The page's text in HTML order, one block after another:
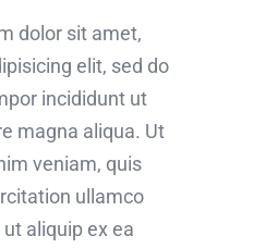
dolor sit amet,
elit, sed do
incididunt ut
magna aliqua. Ut
veniam, quis
ullamco
ut aliquip ex ea